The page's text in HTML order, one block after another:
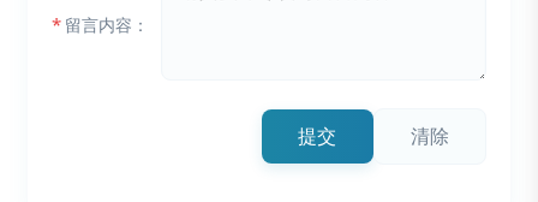
* 留言内容：
提交 清除